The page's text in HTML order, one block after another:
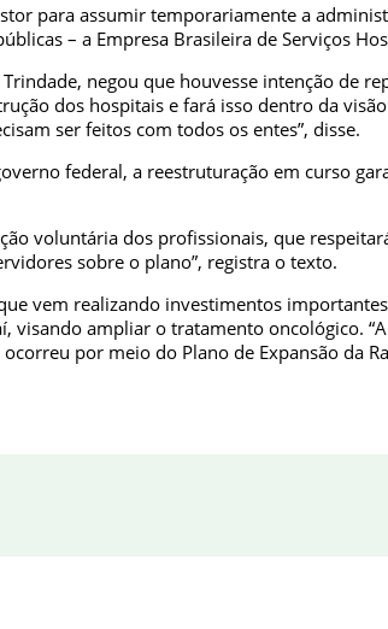
para assumir temporariamente a
– a Empresa Brasileira de Serviços
negou que houvesse intenção de
dos hospitais e fará isso dentro da
ser feitos com todos os entes”, disse.
federal, a reestruturação em curso
voluntária dos profissionais, que
sobre o plano”, registra o texto.
vem realizando investimentos
visando ampliar o tratamento oncológico.
por meio do Plano de Expansão da